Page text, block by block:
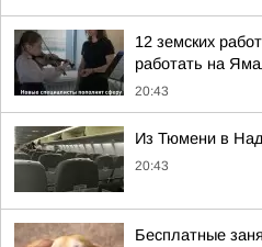
12 земских
работать на
20:43
Из Тюмени в
20:43
Бесплатные